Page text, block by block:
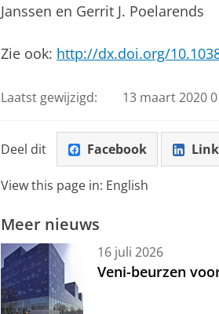
Janssen en Gerrit J. Poelarends
Zie ook: http://dx.doi.org/
Laatst gewijzigd: 13 maart 2020
Deel dit Facebook
View this page in: English
Meer nieuws
16 juli 2026
Veni-beurzen